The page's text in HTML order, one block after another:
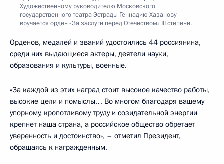
Художественному руководителю Московского
государственного театра Эстрады Геннадию Хазанову
вручается орден «За заслуги перед Отечеством» III степени.
Орденов, медалей и званий удостоились 44 россиянина,
среди них выдающиеся актеры, деятели науки,
образования и культуры, военные.
«За каждой из этих наград стоит высокое качество работы,
высокие цели и помыслы… Во многом благодаря вашему
упорному, кропотливому труду и созидательной энергии
крепнет наша страна, а российское общество обретает
уверенность и достоинство», – отметил Президент,
обращаясь к награжденным.